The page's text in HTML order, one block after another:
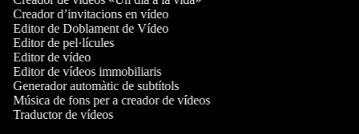
Creador d’invitacions en vídeo
Editor de Doblament de Vídeo
Editor de pel·lícules
Editor de vídeo
Editor de vídeos immobiliaris
Generador automàtic de subtítols
Música de fons per a creador de vídeos
Traductor de vídeos